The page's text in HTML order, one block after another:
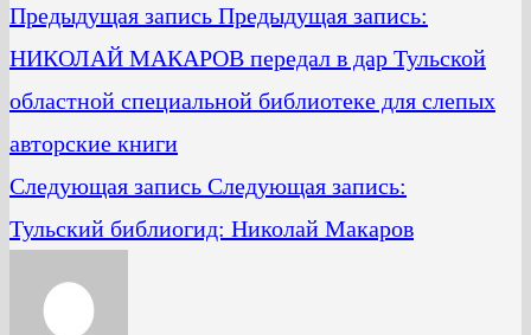
Предыдущая запись Предыдущая запись:
НИКОЛАЙ МАКАРОВ передал в дар Тульской
областной специальной библиотеке для слепых
авторские книги
Следующая запись Следующая запись:
Тульский библиогид: Николай Макаров